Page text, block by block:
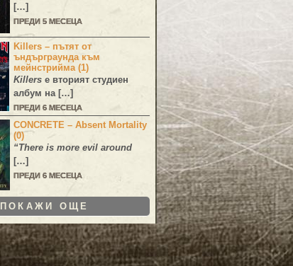
[…]
ПРЕДИ 5 МЕСЕЦА
Killers – пътят от
ъндърграунда към
мейнстрийма (1)
Killers е вторият студиен
албум на […]
ПРЕДИ 6 МЕСЕЦА
CONCRETE – Absent Mortality
(0)
“There is more evil around
[…]
ПРЕДИ 6 МЕСЕЦА
ПОКАЖИ ОЩЕ